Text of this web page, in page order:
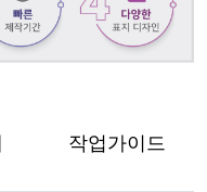
작업가이드